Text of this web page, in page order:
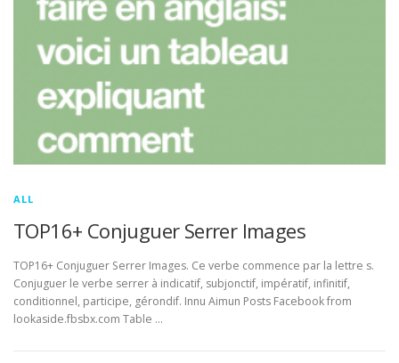
ALL
TOP16+ Conjuguer Serrer Images
TOP16+ Conjuguer Serrer Images. Ce verbe commence par la lettre s.
Conjuguer le verbe serrer à indicatif, subjonctif, impératif, infinitif,
conditionnel, participe, gérondif. Innu Aimun Posts Facebook from
lookaside.fbsbx.com Table …